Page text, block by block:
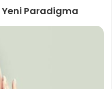
Yeni Paradigma